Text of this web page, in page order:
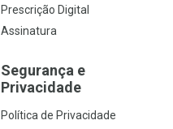
Prescrição Digital
Assinatura
Segurança e
Privacidade
Política de Privacidade